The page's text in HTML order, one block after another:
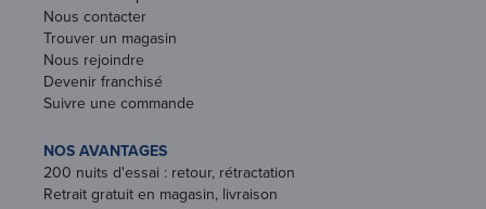
Nous contacter
Trouver un magasin
Nous rejoindre
Devenir franchisé
Suivre une commande
NOS AVANTAGES
200 nuits d'essai : retour, rétractation
Retrait gratuit en magasin, livraison